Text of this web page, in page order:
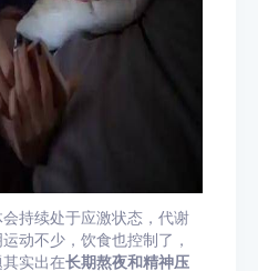
持续处于应激状态，代谢
动不少，饮食也控制了，
实出在长期熬夜和精神压